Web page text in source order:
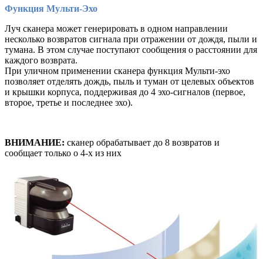
Функция Мульти-Эхо
Луч сканера может генерировать в одном направлении
несколько возвратов сигнала при отражении от дождя, пыли и
тумана. В этом случае поступают сообщения о расстоянии для
каждого возврата.
При уличном применении сканера функция Мульти-эхо
позволяет отделять дождь, пыль и туман от целевых объектов
и крышки корпуса, поддерживая до 4 эхо-сигналов (первое,
второе, третье и последнее эхо).
ВНИМАНИЕ: сканер обрабатывает до 8 возвратов и
сообщает только о 4-х из них